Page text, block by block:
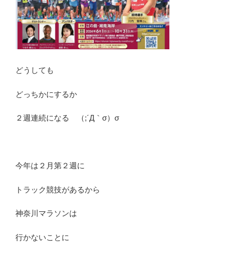
どうしても
どっちかにするか
２週連続になる （;´Д｀σ）σ
今年は２月第２週に
トラック競技があるから
神奈川マラソンは
行かないことに